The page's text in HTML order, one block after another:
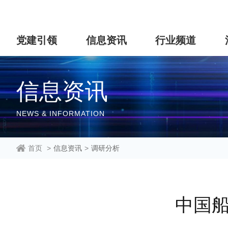
党建引领 信息资讯 行业频道
信息资讯
NEWS & INFORMATION
首页 > 信息资讯 > 调研分析
中国